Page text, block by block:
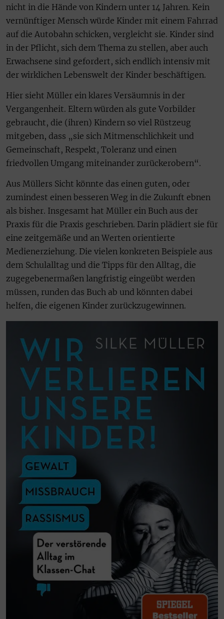
nicht in die Hände von Kindern unter 14 Jahren. Kein
vernünftiger Mensch würde Kinder mit einem Fahrrad
auf die Autobahn schicken, vergleicht sie. Kinder sind
in der Pflicht, sich dem Thema zu stellen, aber auch
Erwachsene sind gefordert, sich endlich intensiv mit
der wirklichen Lebenswelt der Kinder beschäftigen.
Hier sieht Müller ein klares Versäumnis in der
Vergangenheit. Eltern würden als gute Vorbilder
gebraucht, die (ihren) Kindern so viel Rüstzeug
mitgeben, dass „sie sich Mitmenschlichkeit und
Gemeinschaft, Respekt, Toleranz und einen
friedvollen Umgang miteinander zurückerobern“.
Aus Müllers Sicht könnte das einen guten, oder
zumindest einen besseren Weg in die Zukunft ebnen
als bisher. Insgesamt hat Müller ein Buch aus der
Praxis für die Praxis geschrieben. Darin plädiert sie für
eine zeitgemäße und an Werten orientierte
Medienerziehung. Die vielen konkreten Beispiele aus
dem Schulalltag und die Tipps für den Alltag, die
zugegebenermaßen langfristig eingeübt werden
müssen, runden das Buch ab und könnten dabei
helfen, die eigenen Kinder zurückzugewinnen.